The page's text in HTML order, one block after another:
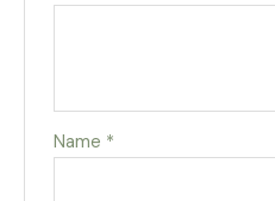
Name *